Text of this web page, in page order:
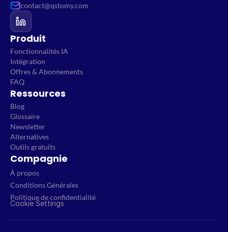
contact@qstomy.com
Produit
Fonctionnalités IA
Intégration
Offres & Abonnements
FAQ
Ressources
Blog
Glossaire
Newsletter
Alternatives
Outils gratuits
Compagnie
À propos
Conditions Générales
Politique de confidentialité
Cookie Settings